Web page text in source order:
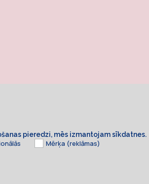
pieredzi, mēs izmantojam sīkdatnes.
Mērķa (reklāmas)